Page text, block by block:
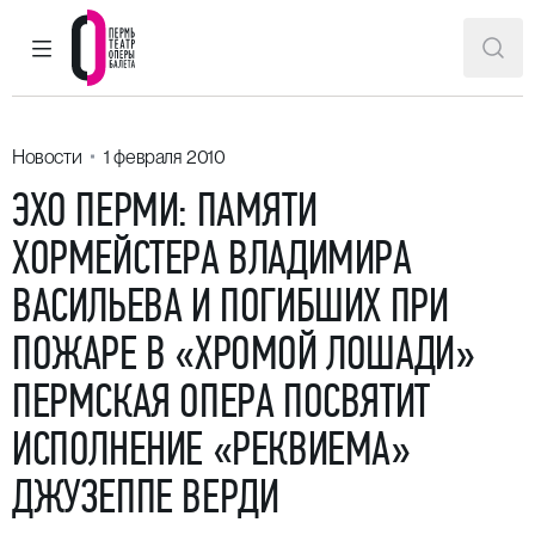
ГЛАВНОЕ МЕНЮ
Пермский театр оперы и балета
Новости 1 февраля 2010
ЭХО ПЕРМИ: ПАМЯТИ
ХОРМЕЙСТЕРА ВЛАДИМИРА
ВАСИЛЬЕВА И ПОГИБШИХ ПРИ
ПОЖАРЕ В «ХРОМОЙ ЛОШАДИ»
ПЕРМСКАЯ ОПЕРА ПОСВЯТИТ
ИСПОЛНЕНИЕ «РЕКВИЕМА»
ДЖУЗЕППЕ ВЕРДИ